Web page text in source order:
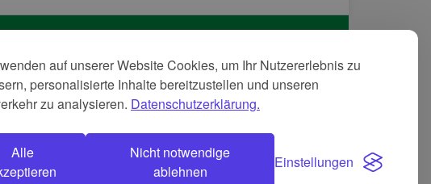
auf unserer Website Cookies, um Ihr Nutzererlebnis zu
personalisierte Inhalte bereitzustellen und unseren
zu analysieren. Datenschutzerklärung.
Alle
Nicht notwendige
ablehnen
Einstellungen
Datenschutzerkläreung
AGB
Impressum